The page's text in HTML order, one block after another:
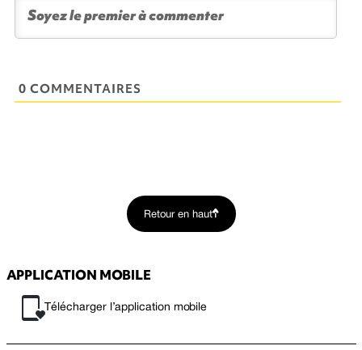
0 COMMENTAIRES
Retour en haut
APPLICATION MOBILE
Télécharger l’application mobile